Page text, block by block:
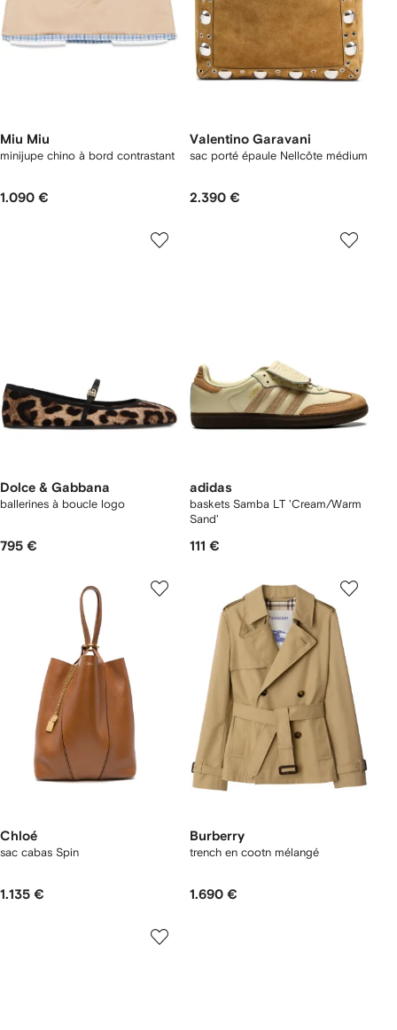
Miu Miu
minijupe chino à bord contrastant
1.090 €
Valentino Garavani
sac porté épaule Nellcôte médium
2.390 €
Dolce & Gabbana
ballerines à boucle logo
795 €
adidas
baskets Samba LT 'Cream/Warm
Sand'
111 €
Chloé
sac cabas Spin
1.135 €
Burberry
trench en cootn mélangé
1.690 €